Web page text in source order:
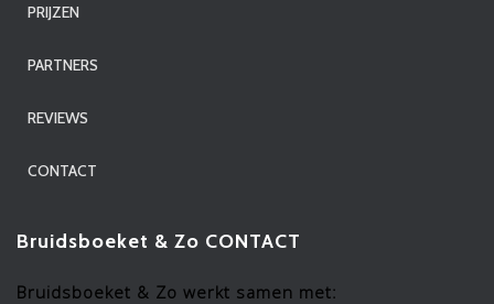
PRIJZEN
PARTNERS
REVIEWS
CONTACT
Bruidsboeket & Zo CONTACT
Bruidsboeket & Zo werkt samen met: